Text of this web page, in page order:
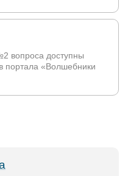
вопроса доступны
портала «Волшебники